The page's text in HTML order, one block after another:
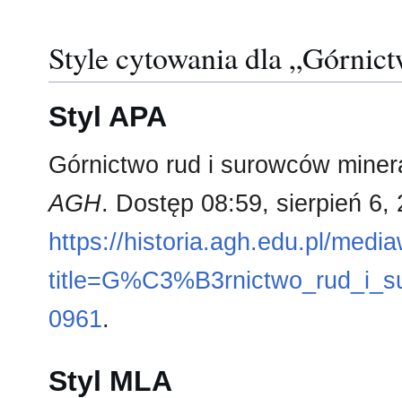
Style cytowania dla
Styl APA
Górnictwo rud i surowców
AGH. Dostęp 08:59, sierpień
https://historia.agh.edu.pl/
0961.
Styl MLA